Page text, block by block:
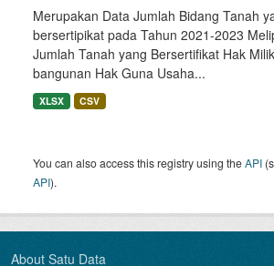
Merupakan Data Jumlah Bidang Tanah
bersertipikat pada Tahun 2021-2023
Jumlah Tanah yang Bersertifikat Hak
bangunan Hak Guna Usaha...
XLSX CSV
You can also access this registry using theAPI
API).
About Satu Data